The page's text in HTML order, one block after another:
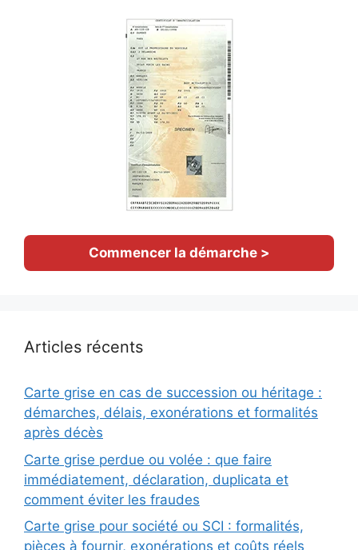
Commencer la démarche >
Articles récents
Carte grise en cas de succession ou héritage :
démarches, délais, exonérations et formalités
après décès
Carte grise perdue ou volée : que faire
immédiatement, déclaration, duplicata et
comment éviter les fraudes
Carte grise pour société ou SCI : formalités,
pièces à fournir, exonérations et coûts réels